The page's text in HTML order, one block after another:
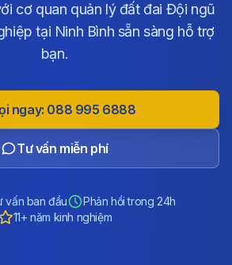
cơ quan quản lý đất đai Đội ngũ
tại Ninh Bình sẵn sàng hỗ trợ
bạn.
ngay: 088 995 6888
Tư vấn miễn phí
vấn ban đầu
Phản hồi trong 24h
11+ năm kinh nghiệm